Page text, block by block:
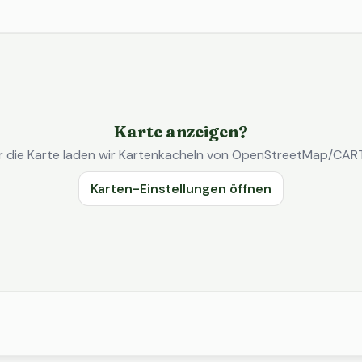
Karte anzeigen?
die Karte laden wir Kartenkacheln von OpenStreetMap/
Karten-Einstellungen öffnen